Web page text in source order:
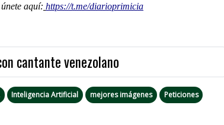
aquí: https://t.me/diarioprimicia
cantante venezolano
Inteligencia Artificial mejores imágenes
Peticiones